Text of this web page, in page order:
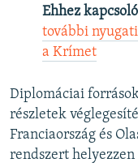
Ehhez
további
a Krímet
Diplomáciai
részletek
Franciaország és
rendszert